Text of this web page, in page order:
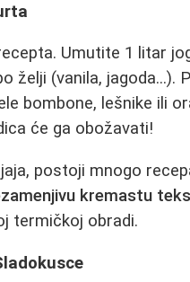
Umutite 1 litar
želji (vanila, jagoda...).
bombone, lešnike ili
će ga obožavati!
postoji mnogo
kremastu
termičkoj obradi.